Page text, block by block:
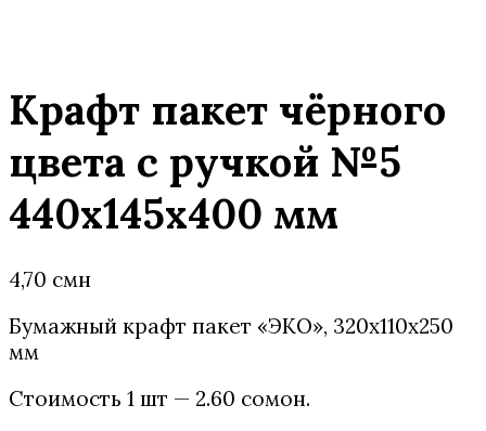
Крафт пакет чёрного
цвета с ручкой №5
440х145х400 мм
4,70 смн
Бумажный крафт пакет «ЭКО», 320х110х250
мм
Стоимость 1 шт — 2.60 сомонӣ.